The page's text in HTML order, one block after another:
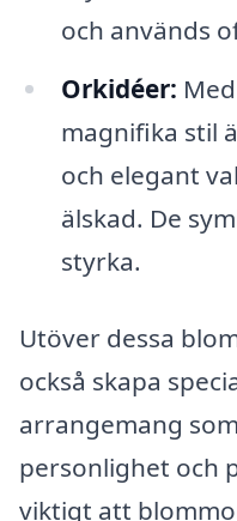
och används
Orkidéer:
magnifika stil
och elegant
älskad. De
styrka.
Utöver dessa
också skapa
arrangemang
personlighet och
viktigt att